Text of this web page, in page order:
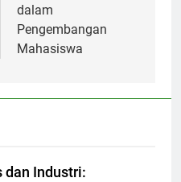
dalam
Pengembangan
Mahasiswa
dan Industri: